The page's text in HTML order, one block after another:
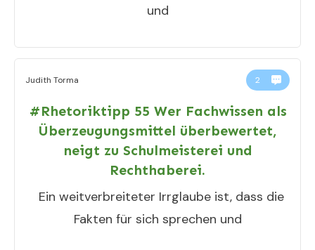
und
Judith Torma 2
#Rhetoriktipp 55 Wer Fachwissen als
Überzeugungsmittel überbewertet,
neigt zu Schulmeisterei und
Rechthaberei.
Ein weitverbreiteter Irrglaube ist, dass die
Fakten für sich sprechen und